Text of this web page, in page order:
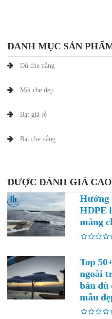
DANH MỤC SẢN
Dù che nắng
Mái che đẹp
Bạt giá rẻ
Bạt che nắng
ĐƯỢC ĐÁNH GIÁ CAO
Hướng
HDPE
màng
Top
ngoài
bán dù
mẫu